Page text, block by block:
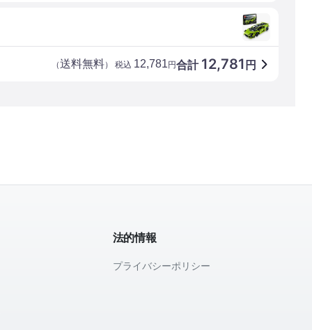
合計 12,781 円
（送料無料） 税込 12,781円
法的情報
プライバシーポリシー